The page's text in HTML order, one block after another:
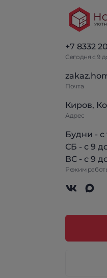
+7 8332
Сегодня с 9
Почта
Киров,
Адрес
Будни - с
СБ - с 9
ВС - с 9
Режим